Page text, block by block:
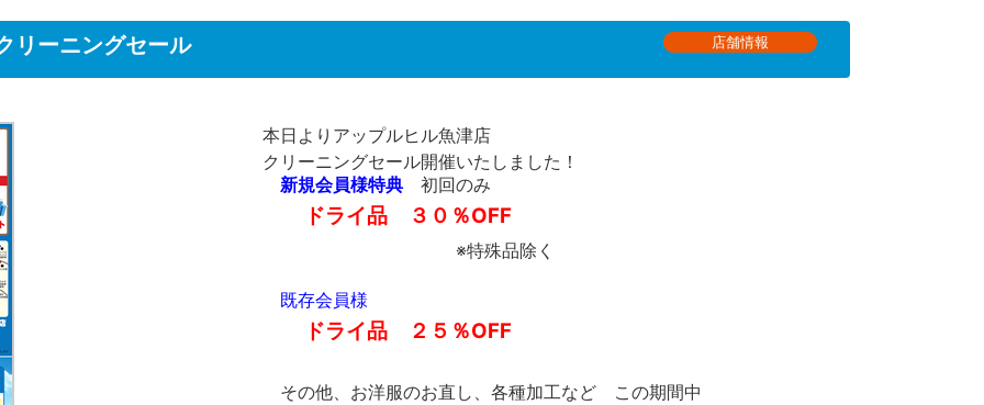
ーニングセール 店舗情報
本日よりアップルヒル魚津店
クリーニングセール開催いたしました！
新規会員様特典 初回のみ
ドライ品 ３０％OFF
※特殊品除く
既存会員様
ドライ品 ２５％OFF
その他、お洋服のお直し、各種加工など この期間中